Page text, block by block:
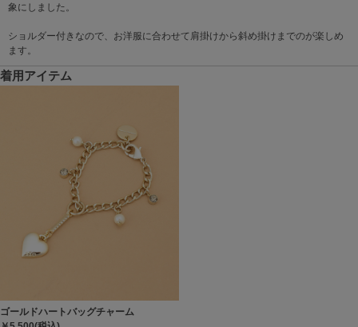
象にしました。
ショルダー付きなので、お洋服に合わせて肩掛けから斜め掛けまでのが楽しめ
ます。
着用アイテム
ゴールドハートバッグチャーム